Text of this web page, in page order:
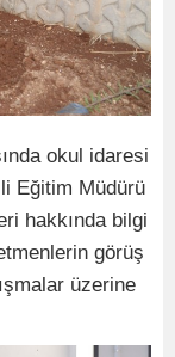
okul idaresi
Eğitim Müdürü
hakkında bilgi
görüş
üzerine